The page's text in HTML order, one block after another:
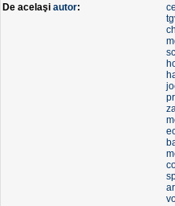
De acelaşi autor: